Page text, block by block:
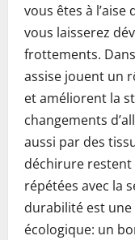
vous êtes à
vous laisserez
frottements.
assise jouent un
et améliorent la
changements
aussi par des
déchirure
répétées avec la
durabilité est
écologique: un